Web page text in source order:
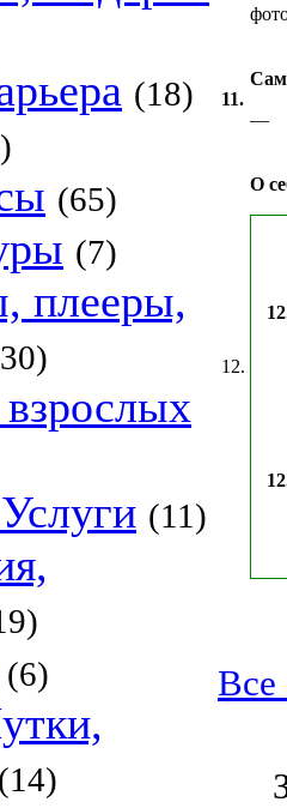
(18)
(65)
(7)
плееры,
(11)
(6)
(14)
11.
—
12.
О
Все